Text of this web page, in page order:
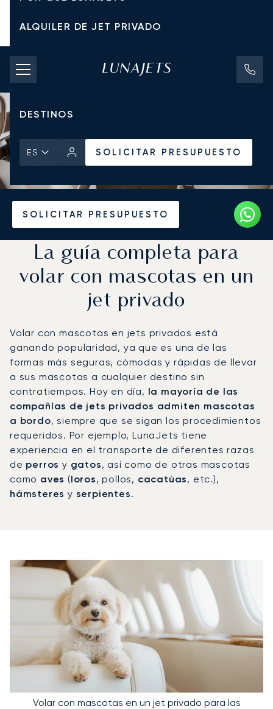
ALQUILER DE JET PRIVADO
TARIFAS DE CHÁRTER
JETS PRIVADOS
DESTINOS
ES SOLICITAR PRESUPUESTO
SOLICITAR PRESUPUESTO
La guía completa para
volar con mascotas en un
jet privado
Volar con mascotas en jets privados está
ganando popularidad, ya que es una de las
formas más seguras, cómodas y rápidas de llevar
a sus mascotas a cualquier destino sin
contratiempos. Hoy en día, la mayoría de las
compañías de jets privados admiten mascotas
a bordo, siempre que se sigan los procedimientos
requeridos. Por ejemplo, LunaJets tiene
experiencia en el transporte de diferentes razas
de perros y gatos, así como de otras mascotas
como aves (loros, pollos, cacatúas, etc.),
hámsteres y serpientes.
Volar con mascotas en un jet privado para las